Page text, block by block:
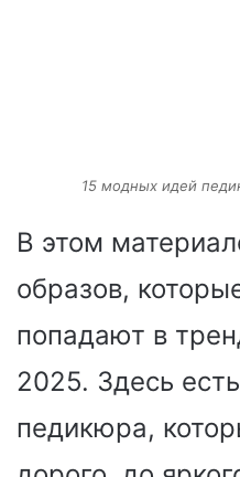
15 модных идей
В этом
образов,
попадают в
2025. Здесь
педикюра,